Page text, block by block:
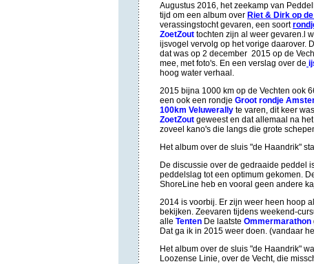
Augustus 2016, het zeekamp van
tijd om een album over Riet & Dirk op
verassingstocht gevaren, een soort
ZoetZout tochten zijn al weer gevaren.l
ijsvogel vervolg op het vorige daarover.
dat was op 2 december 2015 op de
mee, met foto's. En een verslag over de
hoog water verhaal.
2015 bijna 1000 km op de Vechten ook
een ook een rondje Groot rondje
100km Veluwerally te varen, dit keer
ZoetZout geweest en dat allemaal na
zoveel kano's die langs die grote
Het album over de sluis "de Haandrik"
De discussie over de gedraaide peddel
peddelslag tot een optimum gekomen.
ShoreLine heb en vooral geen andere
2014 is voorbij. Er zijn weer heen hoop
bekijken. Zeevaren tijdens weekend-
alle Tenten De laatste Ommermarathon
Dat ga ik in 2015 weer doen. (vandaar
Het album over de sluis "de Haandrik"
Loozense Linie, over de Vecht, die